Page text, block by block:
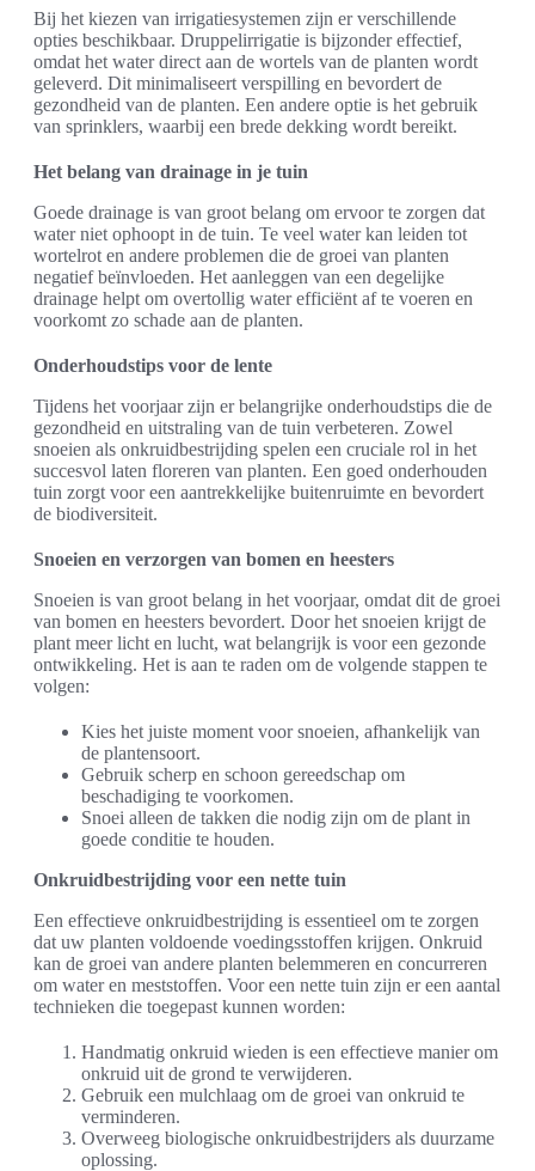
Bij het kiezen van irrigatiesystemen zijn er verschillende
opties beschikbaar. Druppelirrigatie is bijzonder effectief,
omdat het water direct aan de wortels van de planten wordt
geleverd. Dit minimaliseert verspilling en bevordert de
gezondheid van de planten. Een andere optie is het gebruik
van sprinklers, waarbij een brede dekking wordt bereikt.
Het belang van drainage in je tuin
Goede drainage is van groot belang om ervoor te zorgen dat
water niet ophoopt in de tuin. Te veel water kan leiden tot
wortelrot en andere problemen die de groei van planten
negatief beïnvloeden. Het aanleggen van een degelijke
drainage helpt om overtollig water efficiënt af te voeren en
voorkomt zo schade aan de planten.
Onderhoudstips voor de lente
Tijdens het voorjaar zijn er belangrijke onderhoudstips die de
gezondheid en uitstraling van de tuin verbeteren. Zowel
snoeien als onkruidbestrijding spelen een cruciale rol in het
succesvol laten floreren van planten. Een goed onderhouden
tuin zorgt voor een aantrekkelijke buitenruimte en bevordert
de biodiversiteit.
Snoeien en verzorgen van bomen en heesters
Snoeien is van groot belang in het voorjaar, omdat dit de groei
van bomen en heesters bevordert. Door het snoeien krijgt de
plant meer licht en lucht, wat belangrijk is voor een gezonde
ontwikkeling. Het is aan te raden om de volgende stappen te
volgen:
Kies het juiste moment voor snoeien, afhankelijk van
de plantensoort.
Gebruik scherp en schoon gereedschap om
beschadiging te voorkomen.
Snoei alleen de takken die nodig zijn om de plant in
goede conditie te houden.
Onkruidbestrijding voor een nette tuin
Een effectieve onkruidbestrijding is essentieel om te zorgen
dat uw planten voldoende voedingsstoffen krijgen. Onkruid
kan de groei van andere planten belemmeren en concurreren
om water en meststoffen. Voor een nette tuin zijn er een aantal
technieken die toegepast kunnen worden:
Handmatig onkruid wieden is een effectieve manier om
onkruid uit de grond te verwijderen.
Gebruik een mulchlaag om de groei van onkruid te
verminderen.
Overweeg biologische onkruidbestrijders als duurzame
oplossing.